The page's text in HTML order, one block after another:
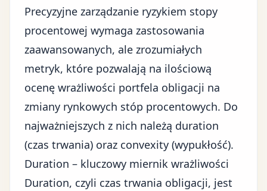
Precyzyjne zarządzanie ryzykiem stopy
procentowej wymaga zastosowania
zaawansowanych, ale zrozumiałych
metryk, które pozwalają na ilościową
ocenę wrażliwości portfela obligacji na
zmiany rynkowych stóp procentowych. Do
najważniejszych z nich należą duration
(czas trwania) oraz convexity (wypukłość).
Duration – kluczowy miernik wrażliwości
Duration, czyli czas trwania obligacji, jest